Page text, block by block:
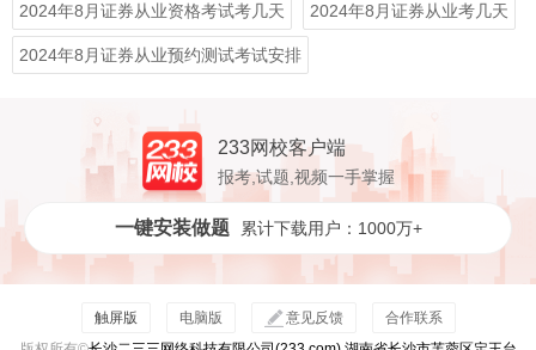
2024年8月证券从业资格考试考几天 2024年8月证券从业考几天
2024年8月证券从业预约测试考试安排
233网校客户端
报考,试题,视频一手掌握
一键安装做题 累计下载用户：1000万+
触屏版 电脑版 意见反馈
合作联系